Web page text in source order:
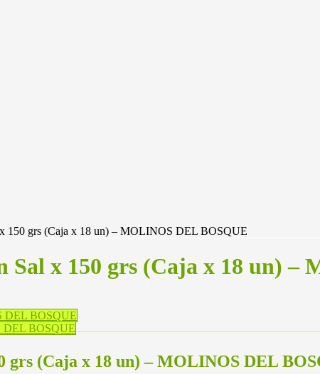
150 grs (Caja x 18 un) – MOLINOS DEL BOSQUE
Sal x 150 grs (Caja x 18 un)
DEL BOSQUE
DEL BOSQUE
grs (Caja x 18 un) – MOLINOS DEL